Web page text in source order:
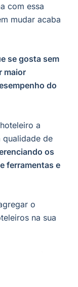
com essa
mudar acaba
se gosta sem
maior
do
a
qualidade de
os
ferramentas e
o
na sua